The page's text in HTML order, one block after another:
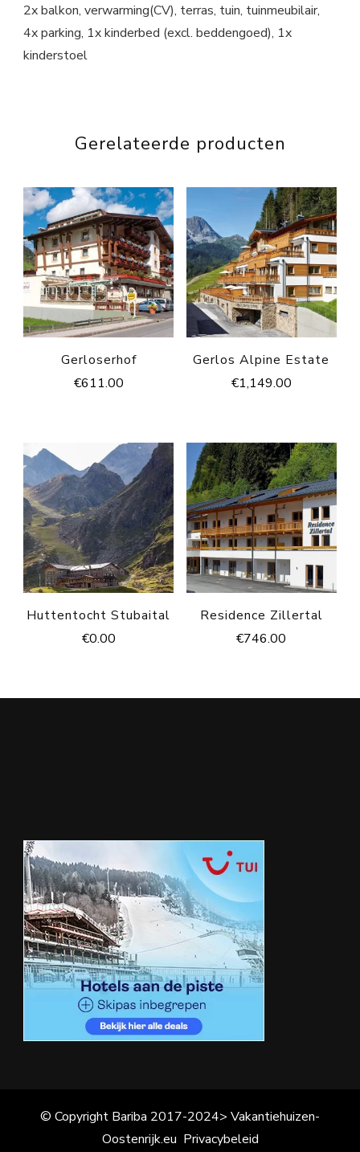
2x balkon, verwarming(CV), terras, tuin, tuinmeubilair,
4x parking, 1x kinderbed (excl. beddengoed), 1x
kinderstoel
Gerelateerde producten
Gerloserhof
€611.00
Gerlos Alpine Estate
€1,149.00
Huttentocht Stubaital
€0.00
Residence Zillertal
€746.00
© Copyright Bariba 2017-2024> Vakantiehuizen-
Oostenrijk.eu Privacybeleid